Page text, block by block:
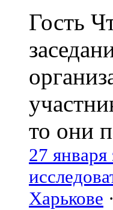
Гость
то они
27
Харькове ·